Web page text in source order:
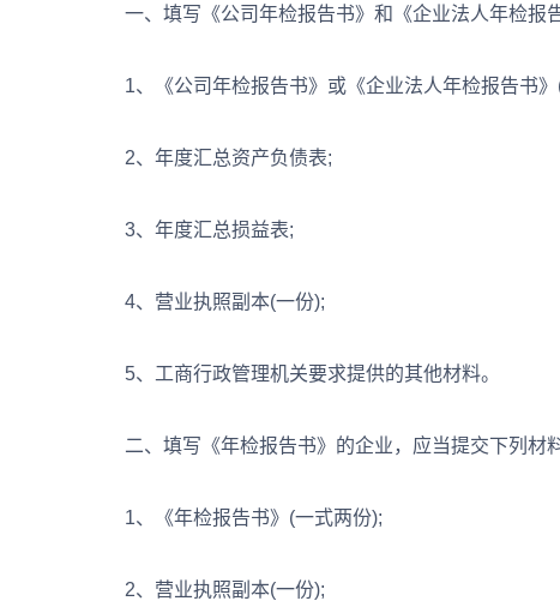
一、填写《公司年检报告书》和《企业法人年检报告
1、《公司年检报告书》或《企业法人年检报告书》
2、年度汇总资产负债表;
3、年度汇总损益表;
4、营业执照副本(一份);
5、工商行政管理机关要求提供的其他材料。
二、填写《年检报告书》的企业，应当提交下列材料
1、《年检报告书》(一式两份);
2、营业执照副本(一份);